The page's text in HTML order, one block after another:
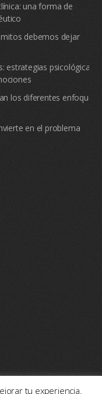
una forma de
debemos dejar
estrategias psicológicas
los diferentes enfoques
en el problema
tu experiencia.